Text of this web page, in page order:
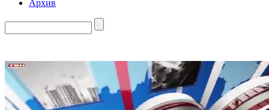
Архив